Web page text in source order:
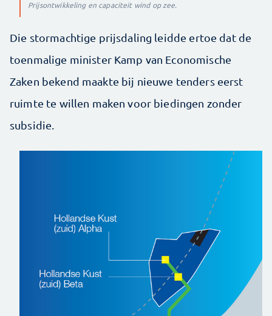
Prijsontwikkeling en capaciteit wind op zee.
Die stormachtige prijsdaling leidde ertoe dat de
toenmalige minister Kamp van Economische
Zaken bekend maakte bij nieuwe tenders eerst
ruimte te willen maken voor biedingen zonder
subsidie.